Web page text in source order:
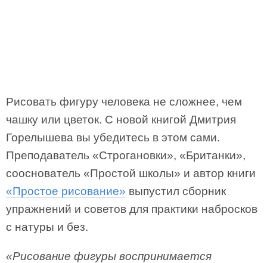
Рисовать фигуру человека не сложнее, чем
чашку или цветок. С новой книгой Дмитрия
Горелышева вы убедитесь в этом сами.
Преподаватель «Строгановки», «Британки»,
сооснователь «Простой школы» и автор книги
«Простое рисование» выпустил сборник
упражнений и советов для практики набросков
с натуры и без.
«Рисование фигуры воспринимается